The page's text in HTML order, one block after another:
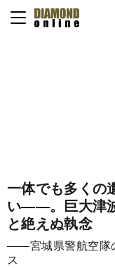
一体でも多くの
い――。 巨大津
と絶えぬ執念
――宮城県警航空隊
ス